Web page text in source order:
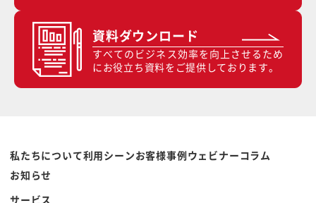
資料ダウンロード
すべてのビジネス効率を向上させるため
にお役立ち資料をご提供しております。
私たちについて利用シーンお客様事例ウェビナー コラム
お知らせ
サービス